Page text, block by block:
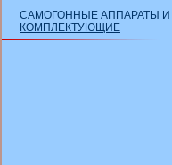
САМОГОННЫЕ АППАРАТЫ И
КОМПЛЕКТУЮЩИЕ